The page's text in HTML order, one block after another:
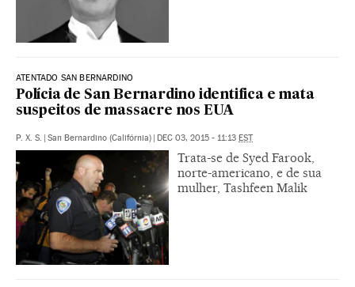
ATENTADO SAN BERNARDINO
Polícia de San Bernardino identifica e mata
suspeitos de massacre nos EUA
P. X. S. | San Bernardino (Califórnia) | DEC 03, 2015 - 11:13 EST
Trata-se de Syed Farook,
norte-americano, e de sua
mulher, Tashfeen Malik